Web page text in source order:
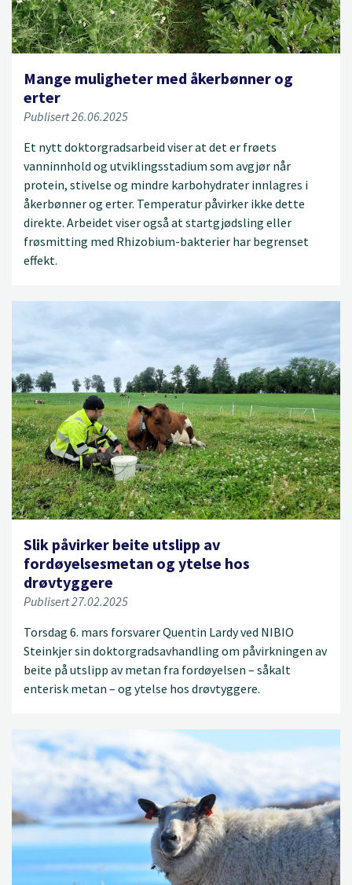
Mange muligheter med åkerbønner og
erter
Publisert 26.06.2025
Et nytt doktorgradsarbeid viser at det er frøets
vanninnhold og utviklingsstadium som avgjør når
protein, stivelse og mindre karbohydrater innlagres i
åkerbønner og erter. Temperatur påvirker ikke dette
direkte. Arbeidet viser også at startgjødsling eller
frøsmitting med Rhizobium-bakterier har begrenset
effekt.
Slik påvirker beite utslipp av
fordøyelsesmetan og ytelse hos
drøvtyggere
Publisert 27.02.2025
Torsdag 6. mars forsvarer Quentin Lardy ved NIBIO
Steinkjer sin doktorgradsavhandling om påvirkningen av
beite på utslipp av metan fra fordøyelsen – såkalt
enterisk metan – og ytelse hos drøvtyggere.